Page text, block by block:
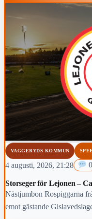
VAGGERYDS KOMMUN
4 augusti, 2026, 21:28 0
Storseger för Lejonen –
Nästjumbon Rospiggarna
emot gästande